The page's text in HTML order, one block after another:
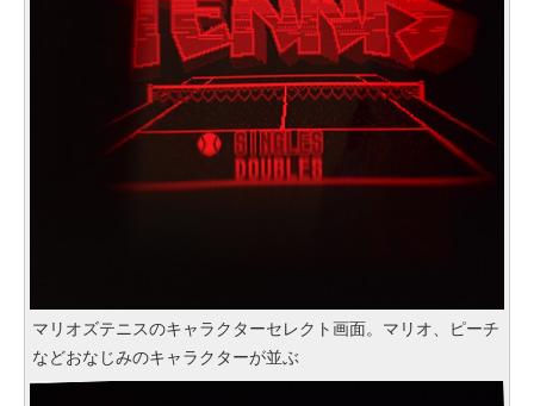
マリオズテニスのキャラクターセレクト画面。マリオ、ピーチ
などおなじみのキャラクターが並ぶ